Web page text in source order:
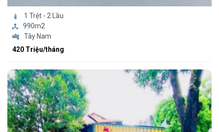
1 Trệt - 2 Lầu
990m2
Tây Nam
420 Triệu/tháng